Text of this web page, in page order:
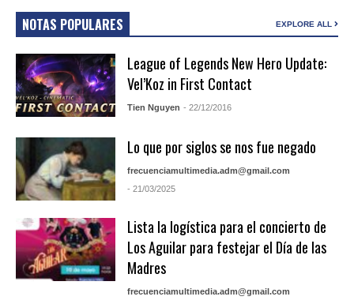
NOTAS POPULARES EXPLORE ALL
League of Legends New Hero Update:
Vel’Koz in First Contact
Tien Nguyen - 22/12/2016
Lo que por siglos se nos fue negado
frecuenciamultimedia.adm@gmail.com
- 21/03/2025
Lista la logística para el concierto de
Los Aguilar para festejar el Día de las
Madres
frecuenciamultimedia.adm@gmail.com